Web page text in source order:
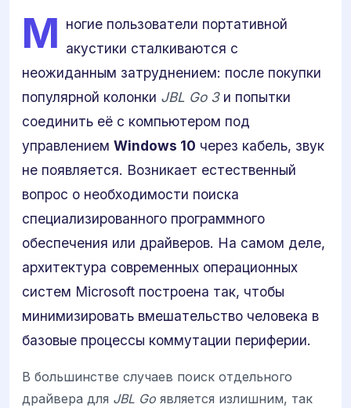
М ногие пользователи портативной
акустики сталкиваются с
неожиданным затруднением: после покупки
популярной колонки JBL Go 3и попытки
соединить её с компьютером под
управлением Windows 10 через кабель, звук
не появляется. Возникает естественный
вопрос о необходимости поиска
специализированного программного
обеспечения или драйверов. На самом деле,
архитектура современных операционных
систем Microsoft построена так, чтобы
минимизировать вмешательство человека в
базовые процессы коммутации периферии.
В большинстве случаев поиск отдельного
драйвера для JBL Go является излишним, так